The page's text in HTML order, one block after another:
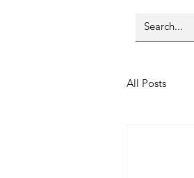
All Posts